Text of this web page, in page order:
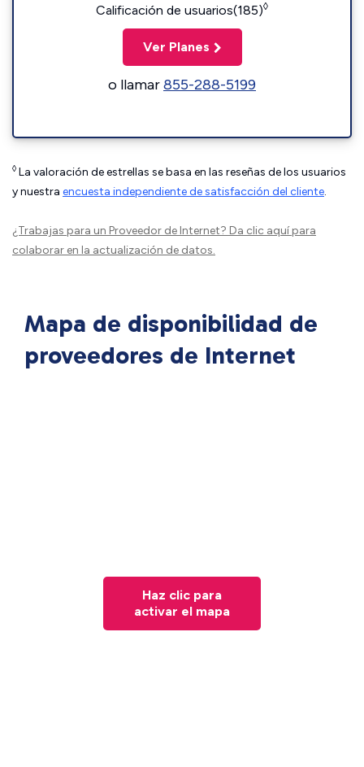
Calificación de usuarios(185)◊
Ver Planes
o llamar855-288-5199
◊ La valoración de estrellas se basa en las reseñas de los usuarios
y nuestra encuesta independiente de satisfacción del cliente.
¿Trabajas para un Proveedor de Internet? Da clic aquípara
colaborar en la actualización de datos.
Mapa de disponibilidad de
proveedores de Internet
Haz clic para
activar el mapa